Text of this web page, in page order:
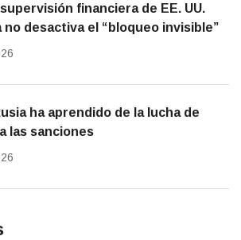
financiera de EE. UU.
desactiva el “bloqueo invisible”
ha aprendido de la lucha de
las sanciones